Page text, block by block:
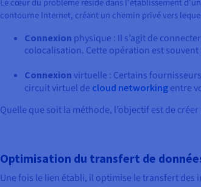
Le cœur du problème réside dans l'établissement
contourne Internet, créant un chemin privé vers
Connexion physique : Il s’agit de
colocalisation. Cette opération est
Connexion virtuelle : Certains
circuit virtuel de cloud networking entre
Quelle que soit la méthode, l’objectif est de
Optimisation du transfert de
Une fois le lien établi, il optimise le transfert